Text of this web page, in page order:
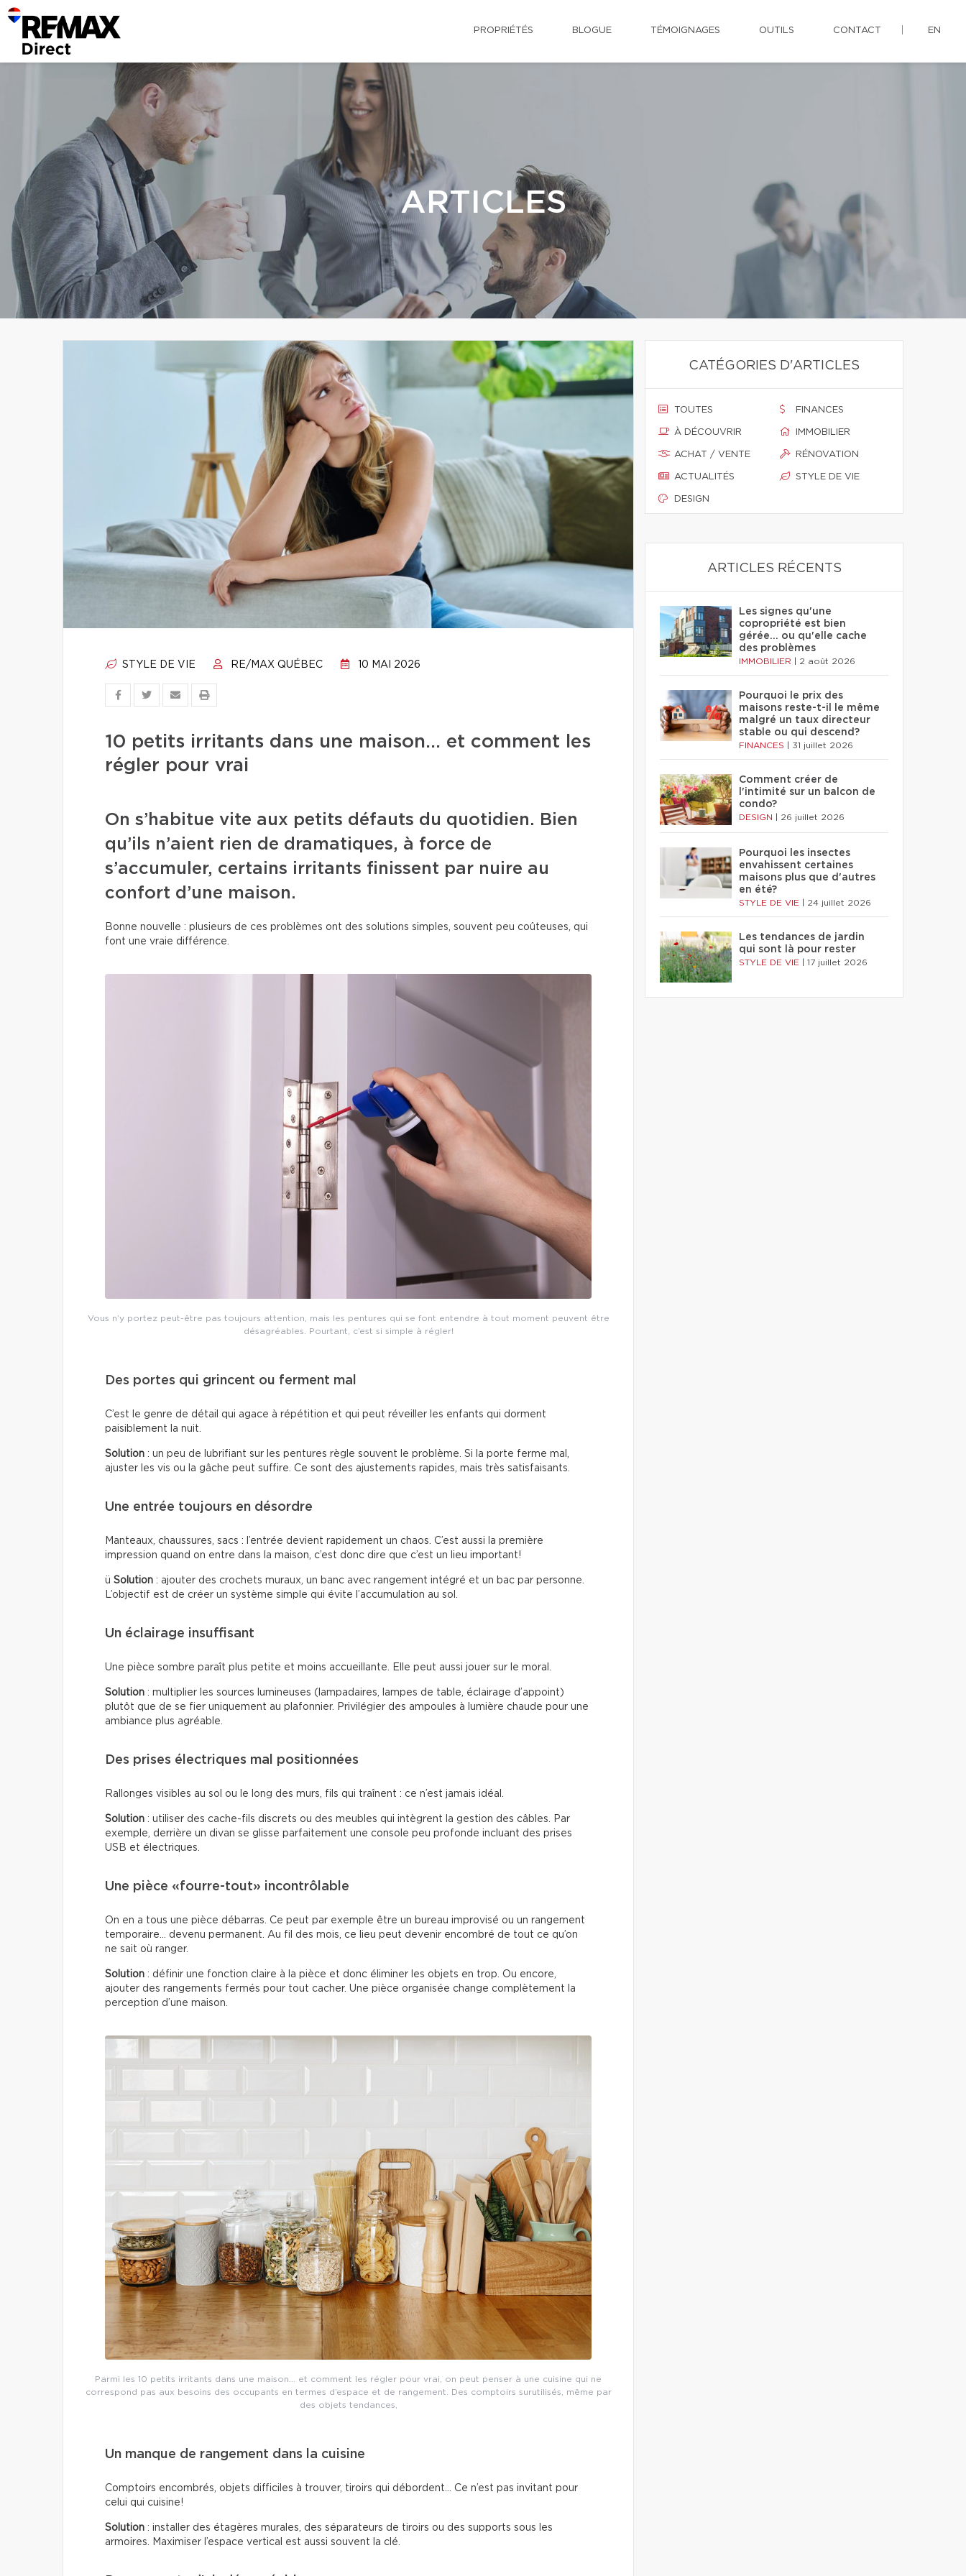
PROPRIÉTÉS BLOGUE TÉMOIGNAGES OUTILS CONTACT EN
ARTICLES
STYLE DE VIE RE/MAX QUÉBEC 10 MAI 2026
10 petits irritants dans une maison… et comment les
régler pour vrai
On s’habitue vite aux petits défauts du quotidien. Bien
qu’ils n’aient rien de dramatiques, à force de
s’accumuler, certains irritants finissent par nuire au
confort d’une maison.
Bonne nouvelle : plusieurs de ces problèmes ont des solutions simples, souvent peu coûteuses, qui
font une vraie différence.
Vous n’y portez peut-être pas toujours attention, mais les pentures qui se font entendre à tout moment peuvent être
désagréables. Pourtant, c’est si simple à régler!
Des portes qui grincent ou ferment mal
C’est le genre de détail qui agace à répétition et qui peut réveiller les enfants qui dorment
paisiblement la nuit.
Solution : un peu de lubrifiant sur les pentures règle souvent le problème. Si la porte ferme mal,
ajuster les vis ou la gâche peut suffire. Ce sont des ajustements rapides, mais très satisfaisants.
Une entrée toujours en désordre
Manteaux, chaussures, sacs : l’entrée devient rapidement un chaos. C’est aussi la première
impression quand on entre dans la maison, c’est donc dire que c’est un lieu important!
ü Solution : ajouter des crochets muraux, un banc avec rangement intégré et un bac par personne.
L’objectif est de créer un système simple qui évite l’accumulation au sol.
Un éclairage insuffisant
Une pièce sombre paraît plus petite et moins accueillante. Elle peut aussi jouer sur le moral.
Solution : multiplier les sources lumineuses (lampadaires, lampes de table, éclairage d’appoint)
plutôt que de se fier uniquement au plafonnier. Privilégier des ampoules à lumière chaude pour une
ambiance plus agréable.
Des prises électriques mal positionnées
Rallonges visibles au sol ou le long des murs, fils qui traînent : ce n’est jamais idéal.
Solution : utiliser des cache-fils discrets ou des meubles qui intègrent la gestion des câbles. Par
exemple, derrière un divan se glisse parfaitement une console peu profonde incluant des prises
USB et électriques.
Une pièce «fourre-tout» incontrôlable
On en a tous une pièce débarras. Ce peut par exemple être un bureau improvisé ou un rangement
temporaire… devenu permanent. Au fil des mois, ce lieu peut devenir encombré de tout ce qu’on
ne sait où ranger.
Solution : définir une fonction claire à la pièce et donc éliminer les objets en trop. Ou encore,
ajouter des rangements fermés pour tout cacher. Une pièce organisée change complètement la
perception d’une maison.
Parmi les 10 petits irritants dans une maison… et comment les régler pour vrai, on peut penser à une cuisine qui ne
correspond pas aux besoins des occupants en termes d’espace et de rangement. Des comptoirs surutilisés, même par
des objets tendances,
Un manque de rangement dans la cuisine
Comptoirs encombrés, objets difficiles à trouver, tiroirs qui débordent… Ce n’est pas invitant pour
celui qui cuisine!
Solution : installer des étagères murales, des séparateurs de tiroirs ou des supports sous les
armoires. Maximiser l’espace vertical est aussi souvent la clé.
CATÉGORIES D'ARTICLES
TOUTES
À DÉCOUVRIR
ACHAT / VENTE
ACTUALITÉS
DESIGN
FINANCES
IMMOBILIER
RÉNOVATION
STYLE DE VIE
ARTICLES RÉCENTS
Les signes qu'une
copropriété est bien
gérée… ou qu'elle cache
des problèmes
IMMOBILIER 2 août 2026
Pourquoi le prix des
maisons reste-t-il le même
malgré un taux directeur
stable ou qui descend?
FINANCES 31 juillet 2026
Comment créer de
l'intimité sur un balcon de
condo?
DESIGN 26 juillet 2026
Pourquoi les insectes
envahissent certaines
maisons plus que d'autres
en été?
STYLE DE VIE 24 juillet 2026
Les tendances de jardin
qui sont là pour rester
STYLE DE VIE 17 juillet 2026